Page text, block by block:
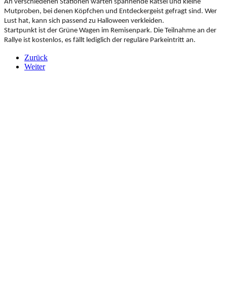
An verschiedenen Stationen warten spannende Rätsel und kleine
Mutproben, bei denen Köpfchen und Entdeckergeist gefragt sind. Wer
Lust hat, kann sich passend zu Halloween verkleiden.
Startpunkt ist der Grüne Wagen im Remisenpark. Die Teilnahme an der
Rallye ist kostenlos, es fällt lediglich der reguläre Parkeintritt an.
Zurück
Weiter